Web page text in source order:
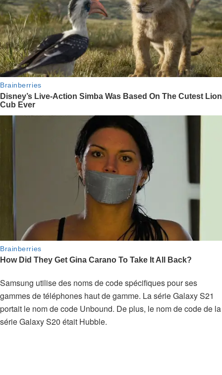
Samsung utilise des noms de code spécifiques pour ses
gammes de téléphones haut de gamme. La série Galaxy S21
portait le nom de code Unbound. De plus, le nom de code de la
série Galaxy S20 était Hubble.